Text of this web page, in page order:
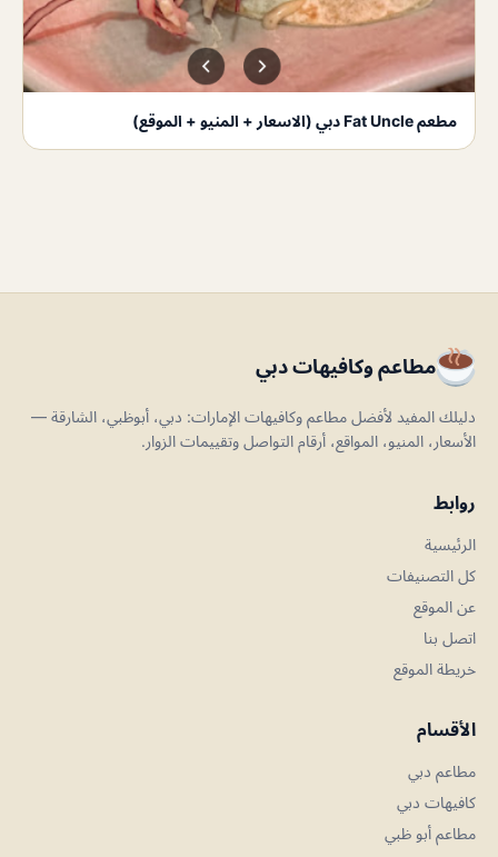
مطعم Fat Uncle دبي (الاسعار + المنيو + الموقع)
مطاعم وكافيهات دبي
دليلك المفيد لأفضل مطاعم وكافيهات الإمارات: دبي، أبوظبي، الشارقة —
الأسعار، المنيو، المواقع، أرقام التواصل وتقييمات الزوار.
روابط
الرئيسية
كل التصنيفات
عن الموقع
اتصل بنا
خريطة الموقع
الأقسام
مطاعم دبي
كافيهات دبي
مطاعم أبو ظبي